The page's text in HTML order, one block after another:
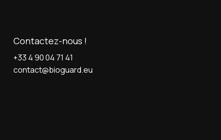
Contactez-nous !
+33 4 90 04 71 41
contact@bioguard.eu